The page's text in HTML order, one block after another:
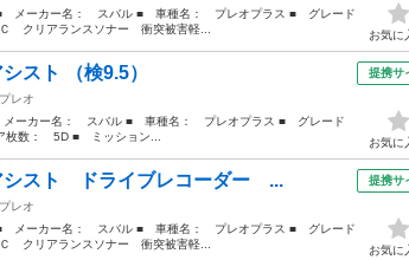
ーカー名： スバル ■ 車種名： プレオプラス ■ グレード
クリアランスソナー 衝突被害軽...
お気に
スト （検9.5）
プレオ
ーカー名： スバル ■ 車種名： プレオプラス ■ グレード
数： 5D ■ ミッション...
提携サ
お気に
シスト ドライブレコーダー ...
プレオ
ーカー名： スバル ■ 車種名： プレオプラス ■ グレード
クリアランスソナー 衝突被害軽...
提携サ
お気に